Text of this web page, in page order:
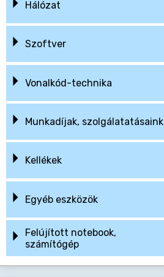
Hálózat
Szoftver
Vonalkód-technika
Munkadíjak, szolgálatatásaink
Kellékek
Egyéb eszközök
Felújított notebook,
számítógép